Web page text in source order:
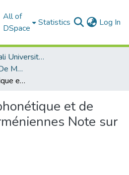
All of
DSpace
Statistics Log In
Collezioni Digitali Università della Calabria
Sala di ricerca "Tullio De Mauro"
Questions de phonétique et de morphologie arméniennes Note sur linel devenir
et de
Note sur